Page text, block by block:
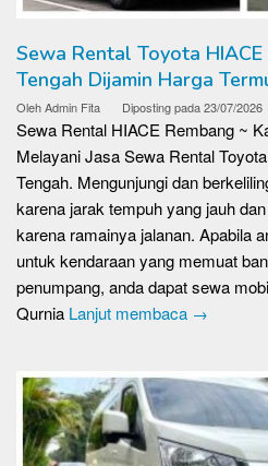
Sewa Rental Toyota HIACE
Tengah Dijamin Harga
OlehAdmin Fita Diposting pada23/07/2026
Sewa Rental HIACE Rembang ~
Melayani Jasa Sewa Rental
Tengah. Mengunjungi dan
karena jarak tempuh yang jauh
karena ramainya jalanan. Apabila
untuk kendaraan yang memuat
penumpang, anda dapat sewa
Qurnia Lanjut membaca →